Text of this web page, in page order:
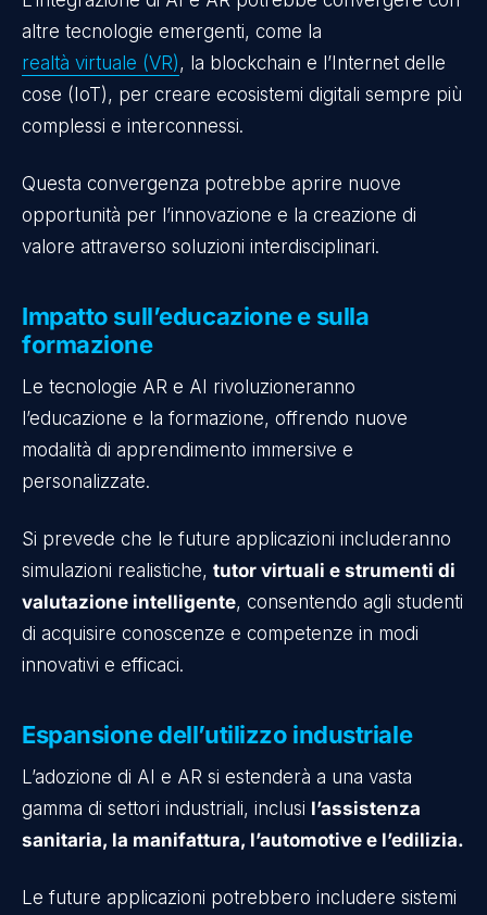
altre tecnologie emergenti, come la
realtà virtuale (VR), la blockchain e l’Internet delle
cose (IoT), per creare ecosistemi digitali sempre più
complessi e interconnessi.
Questa convergenza potrebbe aprire nuove
opportunità per l’innovazione e la creazione di
valore attraverso soluzioni interdisciplinari.
Impatto sull’educazione e sulla
formazione
Le tecnologie AR e AI rivoluzioneranno
l’educazione e la formazione, offrendo nuove
modalità di apprendimento immersive e
personalizzate.
Si prevede che le future applicazioni includeranno
simulazioni realistiche, tutor virtuali e strumenti di
valutazione intelligente, consentendo agli studenti
di acquisire conoscenze e competenze in modi
innovativi e efficaci.
Espansione dell’utilizzo industriale
L’adozione di AI e AR si estenderà a una vasta
gamma di settori industriali, inclusi l’assistenza
sanitaria, la manifattura, l’automotive e l’edilizia.
Le future applicazioni potrebbero includere sistemi